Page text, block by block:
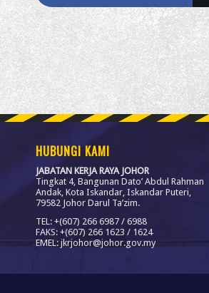
HUBUNGI KAMI
JABATAN KERJA RAYA JOHOR
Tingkat 4, Bangunan Dato’ Abdul Rahman
Andak, Kota Iskandar, Iskandar Puteri,
79582 Johor Darul Ta’zim.
TEL: +(607) 266 6987 / 6988
FAKS: +(607) 266 1623 / 1624
EMEL: jkrjohor@johor.gov.my